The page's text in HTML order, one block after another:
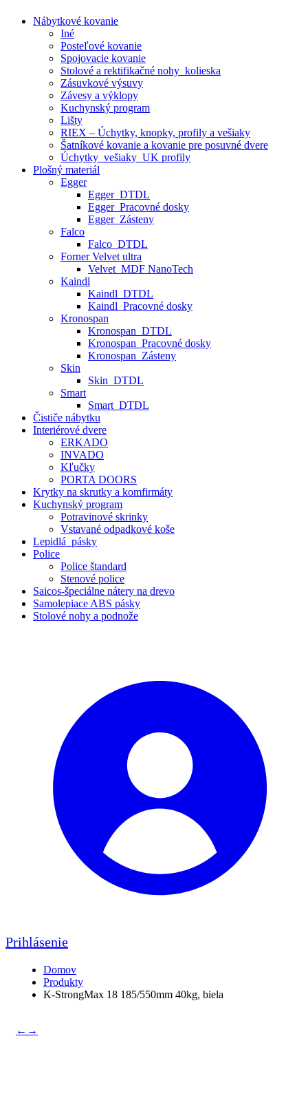
Nábytkové kovanie
Iné
Posteľové kovanie
Spojovacie kovanie
Stolové a rektifikačné nohy_kolieska
Zásuvkové výsuvy
Závesy a výklopy
Kuchynský program
Lišty
RIEX – Úchytky, knopky, profily a vešiaky
Šatníkové kovanie a kovanie pre posuvné dvere
Úchytky_vešiaky_UK profily
Plošný materiál
Egger
Egger_DTDL
Egger_Pracovné dosky
Egger_Zásteny
Falco
Falco_DTDL
Forner Velvet ultra
Velvet_MDF NanoTech
Kaindl
Kaindl_DTDL
Kaindl_Pracovné dosky
Kronospan
Kronospan_DTDL
Kronospan_Pracovné dosky
Kronospan_Zásteny
Skin
Skin_DTDL
Smart
Smart_DTDL
Čističe nábytku
Interiérové dvere
ERKADO
INVADO
Kľučky
PORTA DOORS
Krytky na skrutky a komfirmáty
Kuchynský program
Potravinové skrinky
Vstavané odpadkové koše
Lepidlá_pásky
Police
Police štandard
Stenové police
Saicos-špeciálne nátery na drevo
Samolepiace ABS pásky
Stolové nohy a podnože
Prihlásenie
Domov
Produkty
K-StrongMax 18 185/550mm 40kg, biela
← →